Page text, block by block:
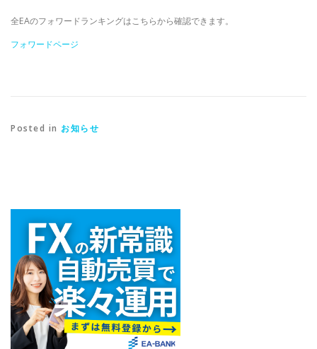
全EAのフォワードランキングはこちらから確認できます。
フォワードページ
Posted in お知らせ